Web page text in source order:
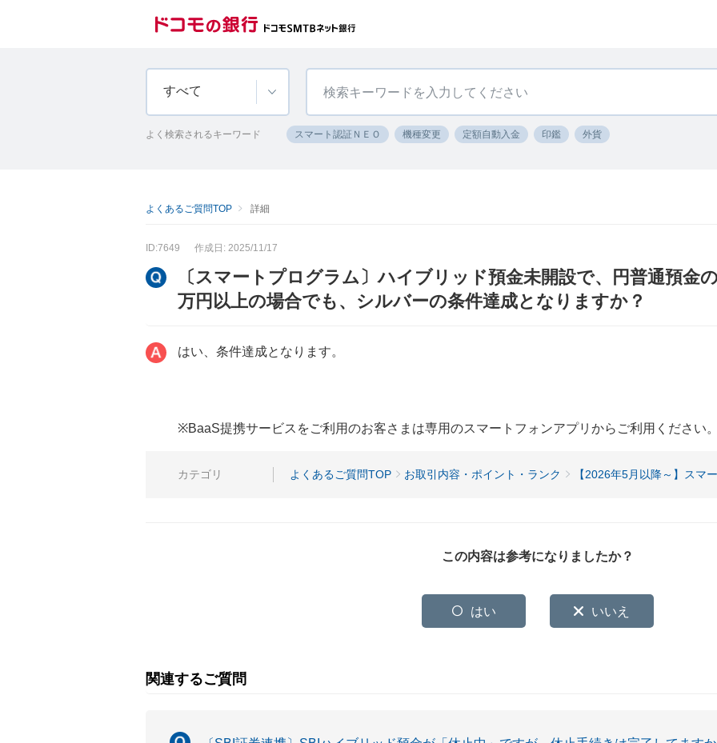
すべて
よく検索されるキーワード スマート認証ＮＥＯ 機種変更 定額自動入金 印鑑 外貨
よくあるご質問TOP 詳細
ID:7649 作成日: 2025/11/17
〔スマートプログラム〕ハイブリッド預金未開設で、円普通預金
万円以上の場合でも、シルバーの条件達成となりますか？
はい、条件達成となります。
※BaaS提携サービスをご利用のお客さまは専用のスマートフォンアプリからご利用ください。
カテゴリ よくあるご質問TOP お取引内容・ポイント・ランク 【2026年5月以降～】スマ
この内容は参考になりましたか？
はい いいえ
関連するご質問